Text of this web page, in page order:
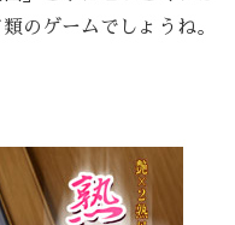
のゲームでしょうね。